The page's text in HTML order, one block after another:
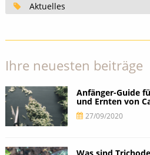
Aktuelles
Ihre neuesten beiträge
Anfänger-Guide
und Ernten von
27/09/2020